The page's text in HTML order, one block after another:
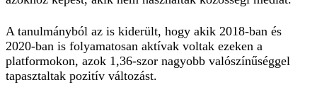
A tanulmányból az is kiderült, hogy akik 2018-ban és
2020-ban is folyamatosan aktívak voltak ezeken a
platformokon, azok 1,36-szor nagyobb valószínűséggel
tapasztaltak pozitív változást.